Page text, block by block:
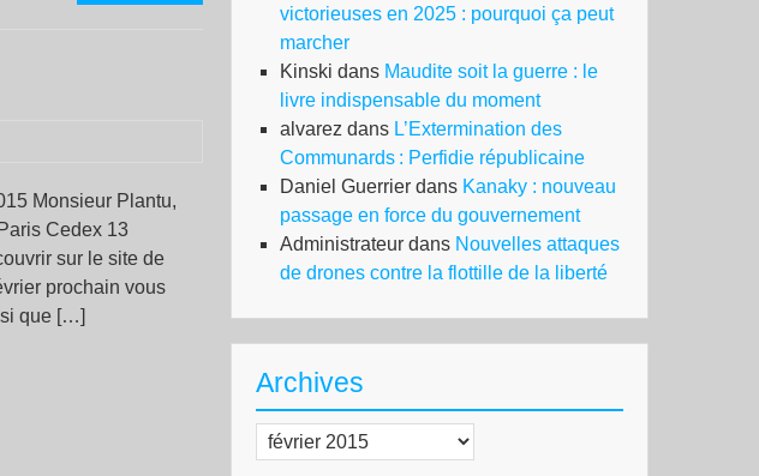
des
mouvements
sociaux
Monsieur Plantu,
Cedex 13
sur le site de
prochain vous
que […]
victorieuses en 2025 : pourquoi ça peut
marcher
Kinski dans Maudite soit la guerre : le
livre indispensable du moment
alvarez dans L’Extermination des
Communards : Perfidie républicaine
Daniel Guerrier dans Kanaky : nouveau
passage en force du gouvernement
Administrateur dans Nouvelles attaques
de drones contre la flottille de la liberté
Archives
Archives